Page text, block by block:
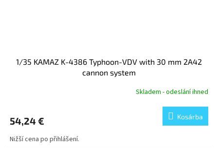
1/35 KAMAZ K-4386 Typhoon-VDV with 30 mm 2A42
cannon system
Skladem - odeslání ihned
54,24 € Kosárba
Nižší cena po přihlášení.